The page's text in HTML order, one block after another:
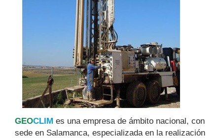
GEOCLIM es una empresa de ámbito nacional, con
sede en Salamanca, especializada en la realización